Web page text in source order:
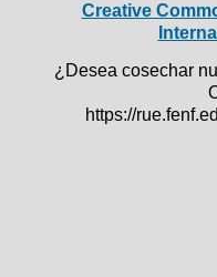
Creative
¿Desea cosechar
https://